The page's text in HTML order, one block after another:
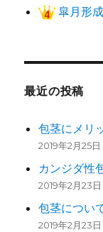
皐月形
最近の投稿
包茎にメリ
2019年2月25日
カンジダ性
2019年2月23日
包茎につい
2019年2月23日